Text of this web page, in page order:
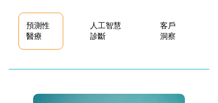
預測性
醫療
人工智慧
診斷
客戶
洞察